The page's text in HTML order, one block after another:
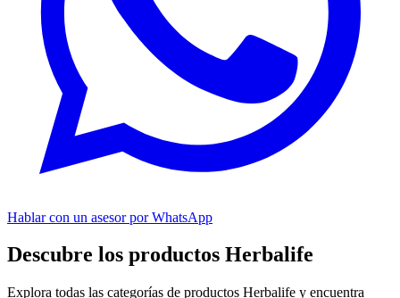
Hablar con un asesor por WhatsApp
Descubre los productos Herbalife
Explora todas las categorías de productos Herbalife y encuentra